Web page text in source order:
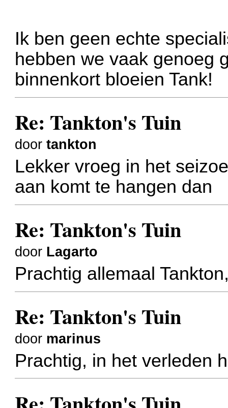
Ik ben geen echte
hebben we vaak genoeg
binnenkort bloeien Tank!
Re: Tankton's Tuin
doortankton
Lekker vroeg in het
aan komt te hangen dan
Re: Tankton's Tuin
door Lagarto
Prachtig allemaal
Re: Tankton's Tuin
door marinus
Prachtig, in het verleden